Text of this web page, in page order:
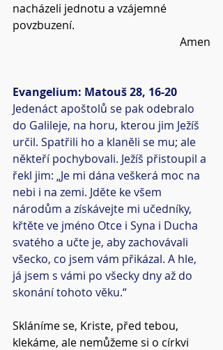
nacházeli jednotu a vzájemné
povzbuzení.
Amen
Evangelium: Matouš 28, 16-20
Jedenáct apoštolů se pak odebralo
do Galileje, na horu, kterou jim Ježíš
určil. Spatřili ho a klaněli se mu; ale
někteří pochybovali. Ježíš přistoupil a
řekl jim: „Je mi dána veškerá moc na
nebi i na zemi. Jděte ke všem
národům a získávejte mi učedníky,
křtěte ve jméno Otce i Syna i Ducha
svatého a učte je, aby zachovávali
všecko, co jsem vám přikázal. A hle,
já jsem s vámi po všecky dny až do
skonání tohoto věku.“
Skláníme se, Kriste, před tebou,
klekáme, ale nemůžeme si o církvi